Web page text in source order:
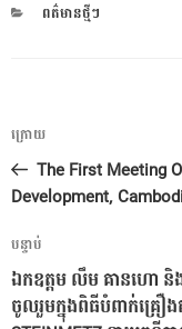
CATEGORIES
ពត៌មានថ្មីៗ
ការ​
នាំទិស​
ប្រកាស
អត្ថបទ
មុន
ក្រោយ
The First Meeting
Development,
អត្ថបទ
បន្ទាប់
បន្ទាប់
ឯកឧត្តម លឹម គានហោ និង
ចូលរួមក្នុងពិធីបំពាក់គ្រ